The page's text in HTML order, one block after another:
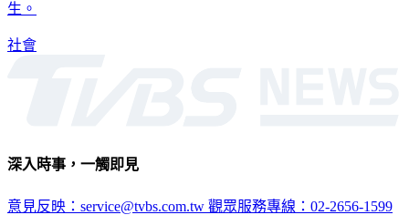
生。
社會
深入時事，一觸即見
意見反映：service@tvbs.com.tw 觀眾服務專線：02-2656-1599